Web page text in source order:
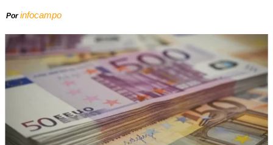
Porinfocampo